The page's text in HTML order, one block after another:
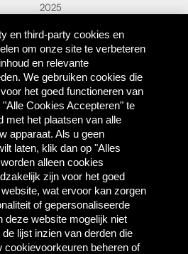
2025
Contact
AB InBev
Direct Contact
en third-party cookies en
om onze site te verbeteren
en relevante
We gebruiken cookies die
het goed functioneren van
Cookies Accepteren" te
met het plaatsen van alle
apparaat. Als u geen
laten, klik dan op "Alles
alleen cookies
zijn voor het goed
wat ervoor kan zorgen
of gepersonaliseerde
deze website mogelijk niet
lijst inzien van derden die
cookievoorkeuren beheren of